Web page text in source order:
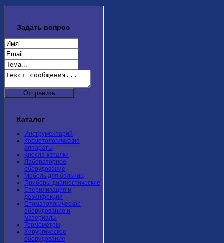
Задать вопрос
Каталог
Инструментарий
Косметологические
аппараты
Кресла-каталки
Лабораторное
оборудование
Мебель для больниц
Приборы диагностические
Стерилизация и
дезинфекция
Стоматологическое
оборудование и
материалы
Термометры
Хирургическое
оборудование